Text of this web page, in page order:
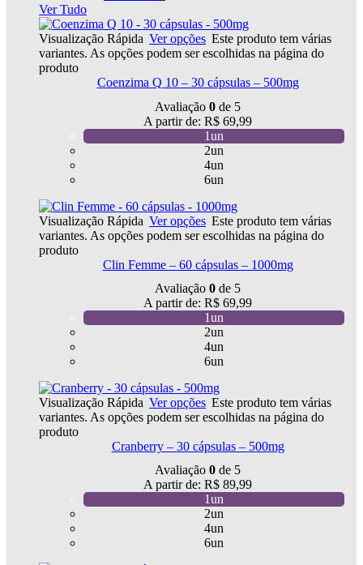
Ver Tudo
Visualização Rápida Ver opções Este produto tem várias
variantes. As opções podem ser escolhidas na página do
produto
Coenzima Q 10 – 30 cápsulas – 500mg
Avaliação 0 de 5
A partir de: R$ 69,99
1un
2un
4un
6un
Visualização Rápida Ver opções Este produto tem várias
variantes. As opções podem ser escolhidas na página do
produto
Clin Femme – 60 cápsulas – 1000mg
Avaliação 0 de 5
A partir de: R$ 69,99
1un
2un
4un
6un
Visualização Rápida Ver opções Este produto tem várias
variantes. As opções podem ser escolhidas na página do
produto
Cranberry – 30 cápsulas – 500mg
Avaliação 0 de 5
A partir de: R$ 89,99
1un
2un
4un
6un